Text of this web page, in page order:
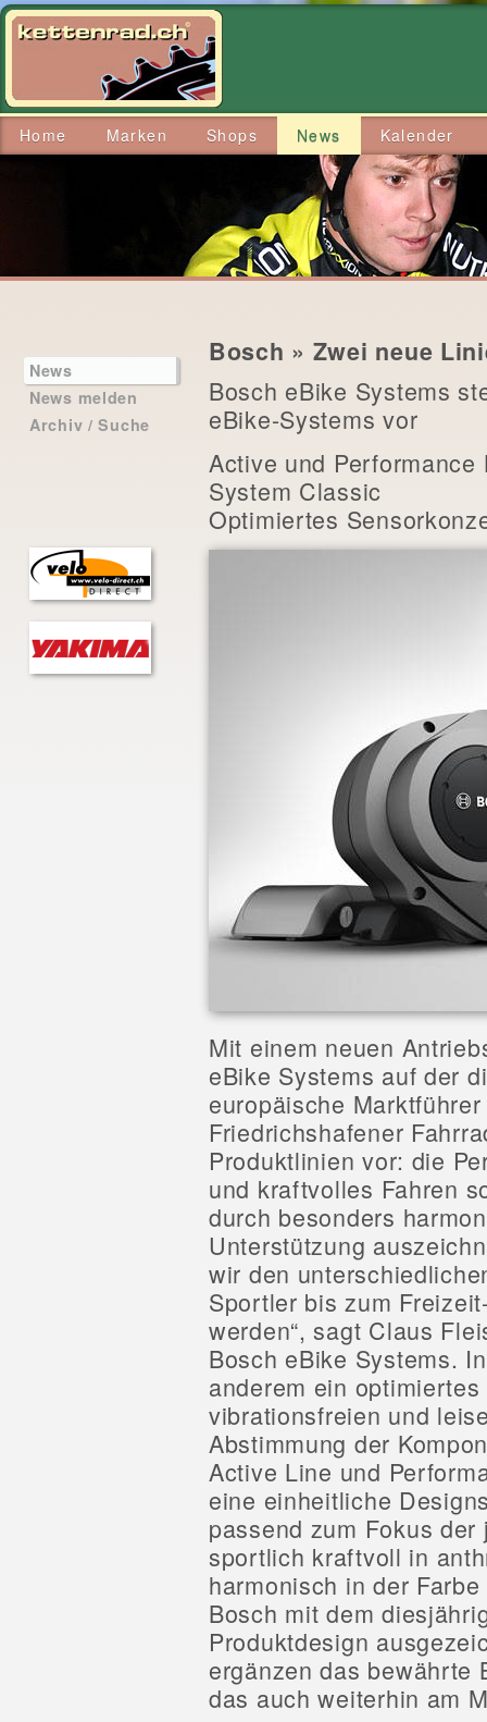
Home Marken Shops News Kalender
News
News melden
Archiv / Suche
Bosch » Zwei neue
Bosch eBike Systems
eBike-Systems vor
Active und
System Classic
Optimiertes
Mit einem neuen
eBike Systems auf der
europäische
Friedrichshafener
Produktlinien vor: die
und kraftvolles Fahren
durch besonders
Unterstützung
wir den
Sportler bis zum
werden“, sagt Claus
Bosch eBike Systems.
anderem ein
vibrationsfreien und
Abstimmung der
Active Line und
eine einheitliche
passend zum Fokus
sportlich kraftvoll in
harmonisch in der
Bosch mit dem
Produktdesign
ergänzen das bewährte
das auch weiterhin am